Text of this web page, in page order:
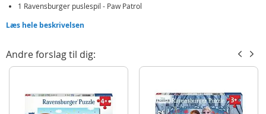
1 Ravensburger puslespil - Paw Patrol
Detaljer:
Alder: fra 3 år
4005556075867
Læs hele beskrivelsen
Andre forslag til dig: